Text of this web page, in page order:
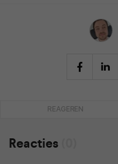
REAGEREN
Reacties